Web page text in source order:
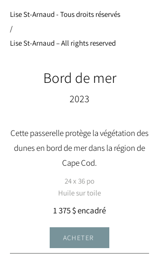
Lise St-Arnaud - Tous droits réservés
/
Lise St-Arnaud – All rights reserved
Bord de mer
2023
Cette passerelle protège la végétation des
dunes en bord de mer dans la région de
Cape Cod.
24 x 36 po
Huile sur toile
1 375 $ encadré
ACHETER